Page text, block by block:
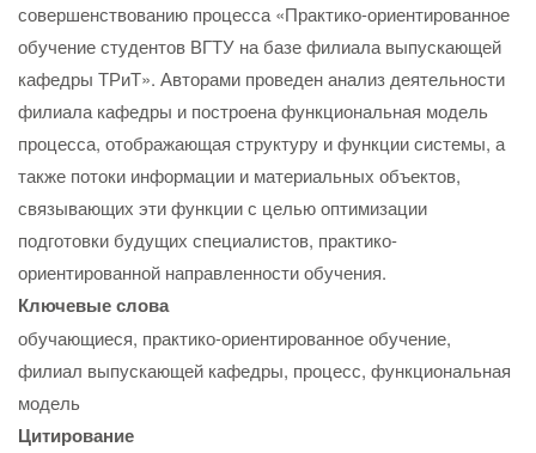
совершенствованию процесса «Практико-ориентированное
обучение студентов ВГТУ на базе филиала выпускающей
кафедры ТРиТ». Авторами проведен анализ деятельности
филиала кафедры и построена функциональная модель
процесса, отображающая структуру и функции системы, а
также потоки информации и материальных объектов,
связывающих эти функции с целью оптимизации
подготовки будущих специалистов, практико-
ориентированной направленности обучения.
Ключевые слова
обучающиеся, практико-ориентированное обучение,
филиал выпускающей кафедры, процесс, функциональная
модель
Цитирование